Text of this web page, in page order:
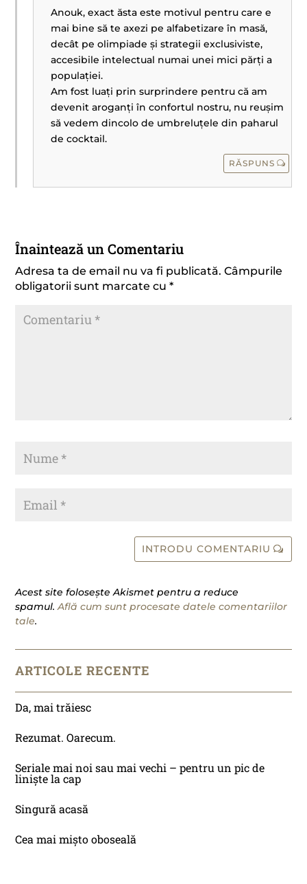
Anouk, exact ăsta este motivul pentru care e
mai bine să te axezi pe alfabetizare în masă,
decât pe olimpiade și strategii exclusiviste,
accesibile intelectual numai unei mici părți a
populației.
Am fost luați prin surprindere pentru că am
devenit aroganți în confortul nostru, nu reușim
să vedem dincolo de umbreluțele din paharul
de cocktail.
RĂSPUNS
Înaintează un Comentariu
Adresa ta de email nu va fi publicată. Câmpurile
obligatorii sunt marcate cu*
INTRODU COMENTARIU
Acest site folosește Akismet pentru a reduce
spamul.Află cum sunt procesate datele comentariilor
tale.
ARTICOLE RECENTE
Da, mai trăiesc
Rezumat. Oarecum.
Seriale mai noi sau mai vechi – pentru un pic de
liniște la cap
Singură acasă
Cea mai mișto oboseală